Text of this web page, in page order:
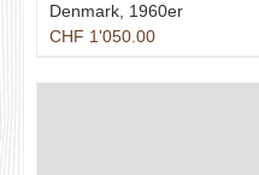
Denmark, 1960er
CHF 1'050.00